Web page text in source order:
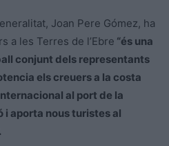
Joan Pere Gómez, ha
a les Terres de l’Ebre “és una
conjunt dels representants
els creuers a la costa
al port de la
i aporta nous turistes al